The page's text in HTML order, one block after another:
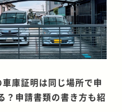
庫証明は同じ場所で申
？申請書類の書き方も紹